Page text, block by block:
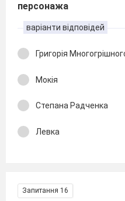
персонажа
варіанти відповідей
Григорія
Мокія
Степана Радченка
Левка
Запитання 16